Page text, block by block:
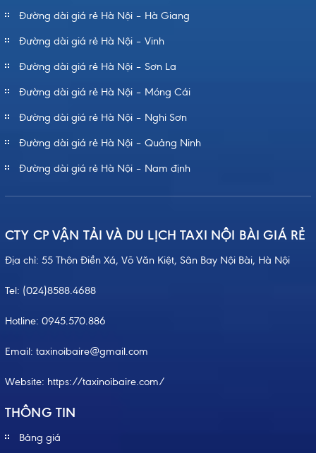
Đường dài giá rẻ Hà Nội – Hà Giang
Đường dài giá rẻ Hà Nội – Vinh
Đường dài giá rẻ Hà Nội – Sơn La
Đường dài giá rẻ Hà Nội – Móng Cái
Đường dài giá rẻ Hà Nội – Nghi Sơn
Đường dài giá rẻ Hà Nội – Quảng Ninh
Đường dài giá rẻ Hà Nội – Nam định
CTY CP VẬN TẢI VÀ DU LỊCH TAXI NỘI BÀI GIÁ RẺ
Địa chỉ: 55 Thôn Điền Xá, Võ Văn Kiệt, Sân Bay Nội Bài, Hà Nội
Tel: (024)8588.4688
Hotline: 0945.570.886
Email: taxinoibaire@gmail.com
Website: https://taxinoibaire.com/
THÔNG TIN
Bảng giá